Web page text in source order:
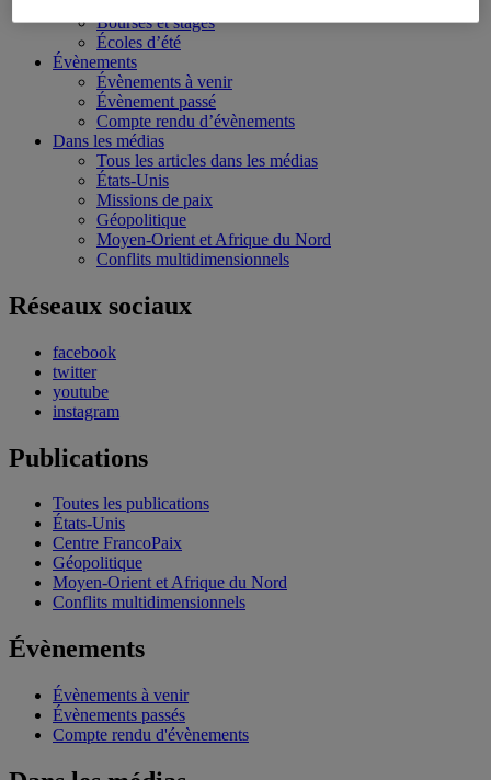
Bourses et stages
Écoles d’été
Évènements
Évènements à venir
Évènement passé
Compte rendu d’évènements
Dans les médias
Tous les articles dans les médias
États-Unis
Missions de paix
Géopolitique
Moyen-Orient et Afrique du Nord
Conflits multidimensionnels
Réseaux sociaux
facebook
twitter
youtube
instagram
Publications
Toutes les publications
États-Unis
Centre FrancoPaix
Géopolitique
Moyen-Orient et Afrique du Nord
Conflits multidimensionnels
Évènements
Évènements à venir
Évènements passés
Compte rendu d'évènements